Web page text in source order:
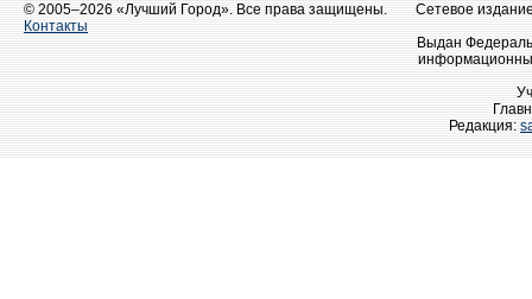
© 2005–2026 «Лучший Город». Все права защищены.
Контакты
Сетевое
Выдан
Редакция: